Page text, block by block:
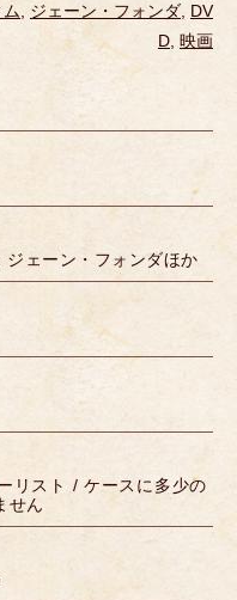
, ジェーン・フォンダ, DV
D, 映画
ェーン・フォンダほか
リスト / ケースに多少の
せん